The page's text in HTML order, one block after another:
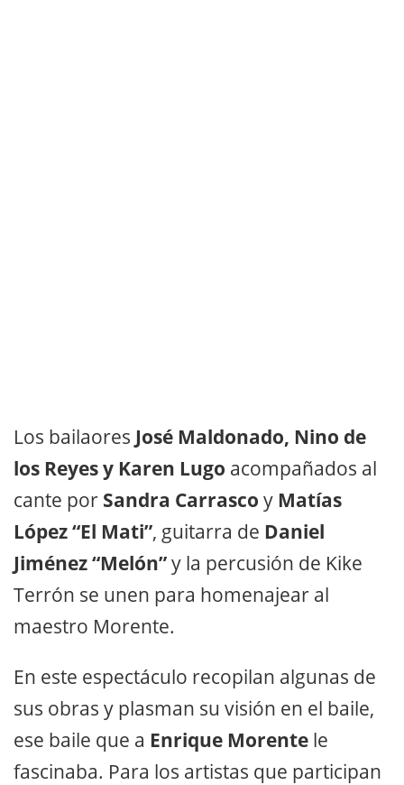
Los bailaores José Maldonado, Nino de
los Reyes y Karen Lugo acompañados al
cante por Sandra Carrasco y Matías
López “El Mati”, guitarra de Daniel
Jiménez “Melón”y la percusión de Kike
Terrón se unen para homenajear al
maestro Morente.
En este espectáculo recopilan algunas de
sus obras y plasman su visión en el baile,
ese baile que a Enrique Morente le
fascinaba. Para los artistas que participan